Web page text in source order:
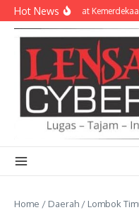
Lewati ke konten
Hot NewsSemangat
Home / Daerah / Lombok